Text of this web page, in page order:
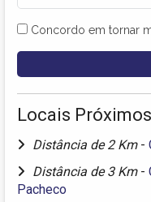
Concordo em tornar
Locais
Distância de 2 Km -
Distância de 3 Km -
Pacheco